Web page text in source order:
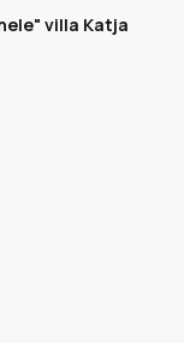
villa Katja